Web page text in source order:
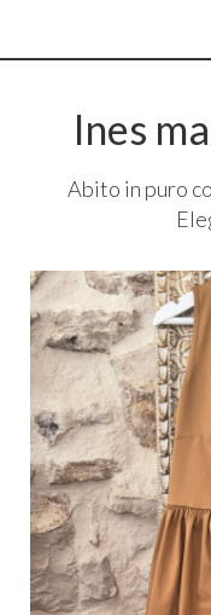
Ines
Abito in puro